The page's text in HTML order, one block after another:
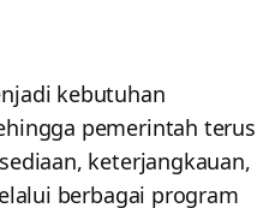
kebutuhan
pemerintah terus
keterjangkauan,
berbagai program